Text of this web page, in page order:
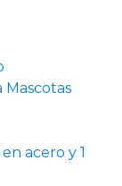
Mascotas
acero y 1